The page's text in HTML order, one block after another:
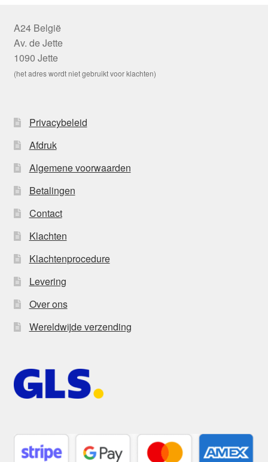
A24 België
Av. de Jette
1090 Jette
(het adres wordt niet gebruikt voor klachten)
Privacybeleid
Afdruk
Algemene voorwaarden
Betalingen
Contact
Klachten
Klachtenprocedure
Levering
Over ons
Wereldwijde verzending